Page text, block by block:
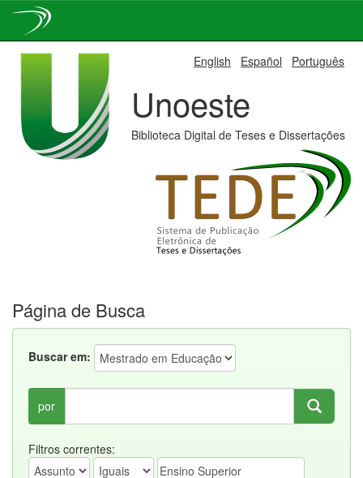
English Español Português
Unoeste
Biblioteca Digital de Teses e Dissertações
Página de Busca
Buscar em:
por
Filtros correntes: